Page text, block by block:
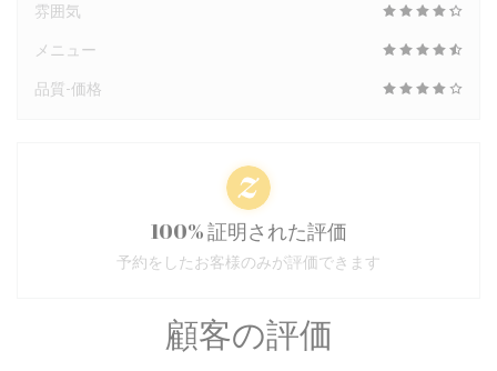
顧客の評価
雰囲気
メニュー
品質-価格
100% 証明された評価
予約をしたお客様のみが評価できます